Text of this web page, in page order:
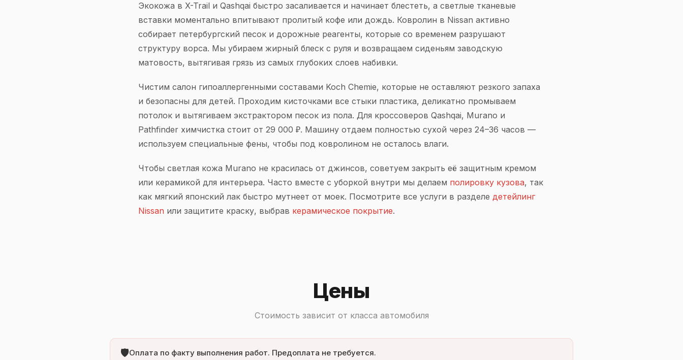
Экокожа в X-Trail и Qashqai быстро засаливается и начинает блестеть, а светлые тканевые
вставки моментально впитывают пролитый кофе или дождь. Ковролин в Nissan активно
собирает петербургский песок и дорожные реагенты, которые со временем разрушают
структуру ворса. Мы убираем жирный блеск с руля и возвращаем сиденьям заводскую
матовость, вытягивая грязь из самых глубоких слоев набивки.
Чистим салон гипоаллергенными составами Koch Chemie, которые не оставляют резкого запаха
и безопасны для детей. Проходим кисточками все стыки пластика, деликатно промываем
потолок и вытягиваем экстрактором песок из пола. Для кроссоверов Qashqai, Murano и
Pathfinder химчистка стоит от 29 000 ₽. Машину отдаем полностью сухой через 24–36 часов —
используем специальные фены, чтобы под ковролином не осталось влаги.
Чтобы светлая кожа Murano не красилась от джинсов, советуем закрыть её защитным кремом
или керамикой для интерьера. Часто вместе с уборкой внутри мы делаем полировку кузова, так
как мягкий японский лак быстро мутнеет от моек. Посмотрите все услуги в разделе детейлинг
Nissan или защитите краску, выбрав керамическое покрытие.
Цены
Стоимость зависит от класса автомобиля
🛡️Оплата по факту выполнения работ. Предоплата не требуется.